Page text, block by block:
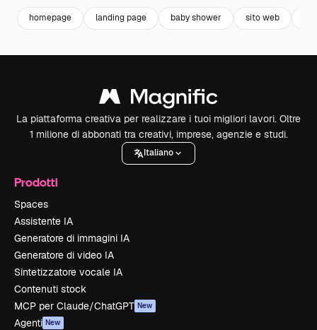
homepage landing page baby shower sito web
La piattaforma creativa per realizzare i tuoi migliori lavori. Oltre
1 milione di abbonati tra creativi, imprese, agenzie e studi.
Italiano
Prodotti
Spaces
Assistente IA
Generatore di immagini IA
Generatore di video IA
Sintetizzatore vocale IA
Contenuti stock
MCP per Claude/ChatGPT New
Agenti New